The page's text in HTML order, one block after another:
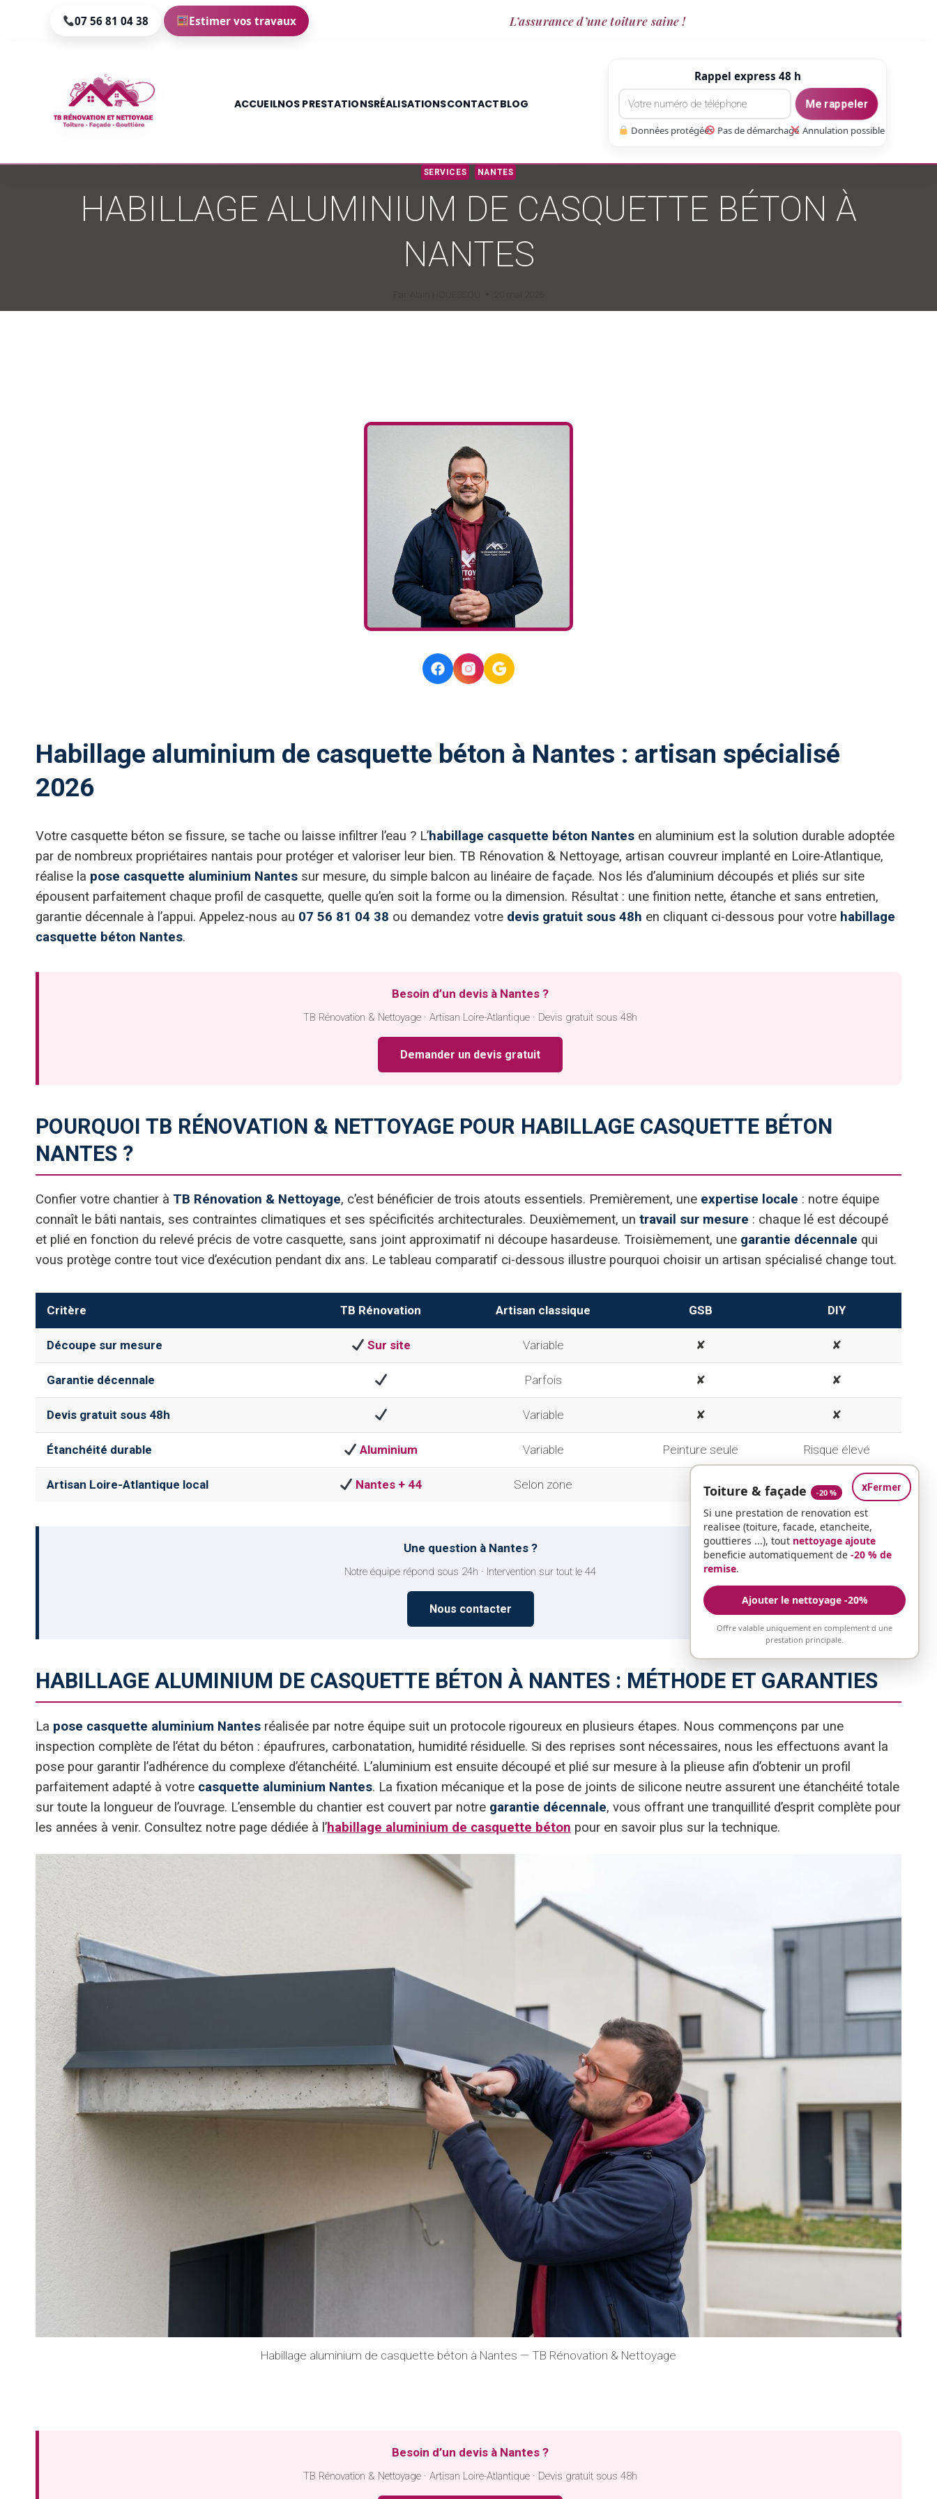
07 56 81 04 38 Estimer vos travaux L’assurance d’une toiture saine !
ACCUEILNOS PRESTATIONSRÉALISATIONSCONTACTBLOG
Rappel express 48 h
Me rappeler
Données protégées Pas de démarchage Annulation possible
SERVICES NANTES
HABILLAGE ALUMINIUM DE CASQUETTE BÉTON À
NANTES
Habillage aluminium de casquette béton à Nantes : artisan spécialisé
2026
Votre casquette béton se fissure, se tache ou laisse infiltrer l’eau ? L’habillage casquette béton Nantes en aluminium est la solution durable adoptée
par de nombreux propriétaires nantais pour protéger et valoriser leur bien. TB Rénovation & Nettoyage, artisan couvreur implanté en Loire-Atlantique,
réalise la pose casquette aluminium Nantes sur mesure, du simple balcon au linéaire de façade. Nos lés d’aluminium découpés et pliés sur site
épousent parfaitement chaque profil de casquette, quelle qu’en soit la forme ou la dimension. Résultat : une finition nette, étanche et sans entretien,
garantie décennale à l’appui. Appelez-nous au 07 56 81 04 38 ou demandez votre devis gratuit sous 48h en cliquant ci-dessous pour votre habillage
casquette béton Nantes.
Besoin d’un devis à Nantes ?
TB Rénovation & Nettoyage · Artisan Loire-Atlantique · Devis gratuit sous 48h
Demander un devis gratuit
POURQUOI TB RÉNOVATION & NETTOYAGE POUR HABILLAGE CASQUETTE BÉTON
NANTES ?
Confier votre chantier à TB Rénovation & Nettoyage, c’est bénéficier de trois atouts essentiels. Premièrement, une expertise locale : notre équipe
connaît le bâti nantais, ses contraintes climatiques et ses spécificités architecturales. Deuxièmement, un travail sur mesure : chaque lé est découpé
et plié en fonction du relevé précis de votre casquette, sans joint approximatif ni découpe hasardeuse. Troisièmement, une garantie décennale qui
vous protège contre tout vice d’exécution pendant dix ans. Le tableau comparatif ci-dessous illustre pourquoi choisir un artisan spécialisé change tout.
Critère TB Rénovation Artisan classique GSB DIY
Découpe sur mesure Sur site Variable ✘ ✘
Garantie décennale Parfois ✘ ✘
Devis gratuit sous 48h Variable ✘ ✘
Étanchéité durable Aluminium Variable Peinture seule Risque élevé
Artisan Loire-Atlantique local Nantes + 44 Selon zone ✘ ✘
Une question à Nantes ?
Notre équipe répond sous 24h · Intervention sur tout le 44
Nous contacter
HABILLAGE ALUMINIUM DE CASQUETTE BÉTON À NANTES : MÉTHODE ET GARANTIES
La pose casquette aluminium Nantes réalisée par notre équipe suit un protocole rigoureux en plusieurs étapes. Nous commençons par une
inspection complète de l’état du béton : épaufrures, carbonatation, humidité résiduelle. Si des reprises sont nécessaires, nous les effectuons avant la
pose pour garantir l’adhérence du complexe d’étanchéité. L’aluminium est ensuite découpé et plié sur mesure à la plieuse afin d’obtenir un profil
parfaitement adapté à votre casquette aluminium Nantes. La fixation mécanique et la pose de joints de silicone neutre assurent une étanchéité totale
sur toute la longueur de l’ouvrage. L’ensemble du chantier est couvert par notre garantie décennale, vous offrant une tranquillité d’esprit complète pour
les années à venir. Consultez notre page dédiée à l’habillage aluminium de casquette béton pour en savoir plus sur la technique.
Habillage aluminium de casquette béton à Nantes — TB Rénovation & Nettoyage
Besoin d’un devis à Nantes ?
TB Rénovation & Nettoyage · Artisan Loire-Atlantique · Devis gratuit sous 48h
xFermer
Toiture & façade -20 %
Si une prestation de renovation est
realisee (toiture, facade, etancheite,
gouttieres ...), tout nettoyage ajoute
beneficie automatiquement de -20 % de
remise.
Ajouter le nettoyage -20%
Offre valable uniquement en complement d une
prestation principale.